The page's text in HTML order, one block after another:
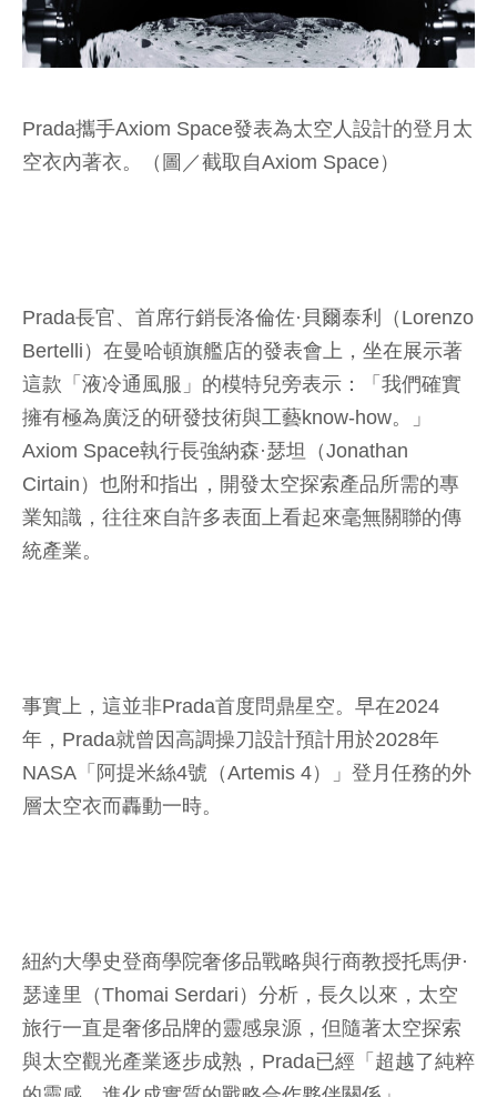
Prada攜手Axiom Space發表為太空人設計的登月太
空衣內著衣。（圖／截取自Axiom Space）
Prada長官、首席行銷長洛倫佐·貝爾泰利（Lorenzo
Bertelli）在曼哈頓旗艦店的發表會上，坐在展示著
這款「液冷通風服」的模特兒旁表示：「我們確實
擁有極為廣泛的研發技術與工藝know-how。」
Axiom Space執行長強納森·瑟坦（Jonathan
Cirtain）也附和指出，開發太空探索產品所需的專
業知識，往往來自許多表面上看起來毫無關聯的傳
統產業。
事實上，這並非Prada首度問鼎星空。早在2024
年，Prada就曾因高調操刀設計預計用於2028年
NASA「阿提米絲4號（Artemis 4）」登月任務的外
層太空衣而轟動一時。
紐約大學史登商學院奢侈品戰略與行商教授托馬伊·
瑟達里（Thomai Serdari）分析，長久以來，太空
旅行一直是奢侈品牌的靈感泉源，但隨著太空探索
與太空觀光產業逐步成熟，Prada已經「超越了純粹